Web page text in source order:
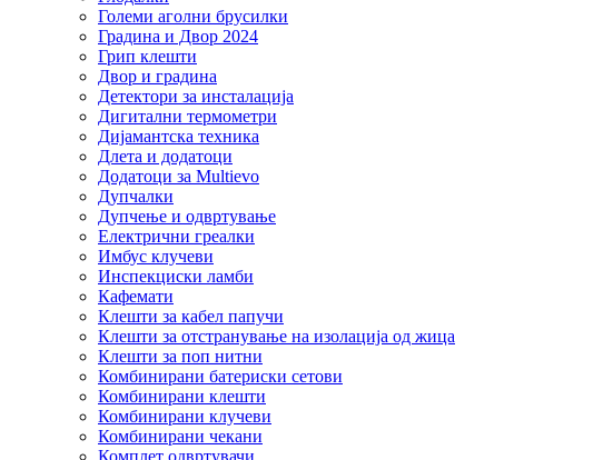
Големи аголни брусилки
Градина и Двор 2024
Грип клешти
Двор и градина
Детектори за инсталација
Дигитални термометри
Дијамантска техника
Длета и додатоци
Додатоци за Multievo
Дупчалки
Дупчење и одвртување
Електрични греалки
Имбус клучеви
Инспекциски ламби
Кафемати
Клешти за кабел папучи
Клешти за отстранување на изолација од жица
Клешти за поп нитни
Комбинирани батериски сетови
Комбинирани клешти
Комбинирани клучеви
Комбинирани чекани
Комплет одвртувачи